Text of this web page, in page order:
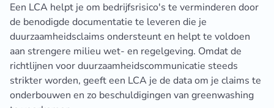
Een LCA helpt je om bedrijfsrisico's te verminderen door
de benodigde documentatie te leveren die je
duurzaamheidsclaims ondersteunt en helpt te voldoen
aan strengere milieu wet- en regelgeving. Omdat de
richtlijnen voor duurzaamheidscommunicatie steeds
strikter worden, geeft een LCA je de data om je claims te
onderbouwen en zo beschuldigingen van greenwashing